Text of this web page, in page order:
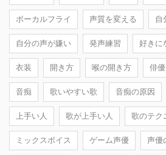
ボーカルフライ 声質を変える 自
自分の声が嫌い 発声練習 好きに
衣装 開き方 喉の開き方 俳
音痴 歌いやすい歌 音痴の原因
上手い人 歌が上手い人 歌のテク
ミックスボイス ゲーム声優 声優